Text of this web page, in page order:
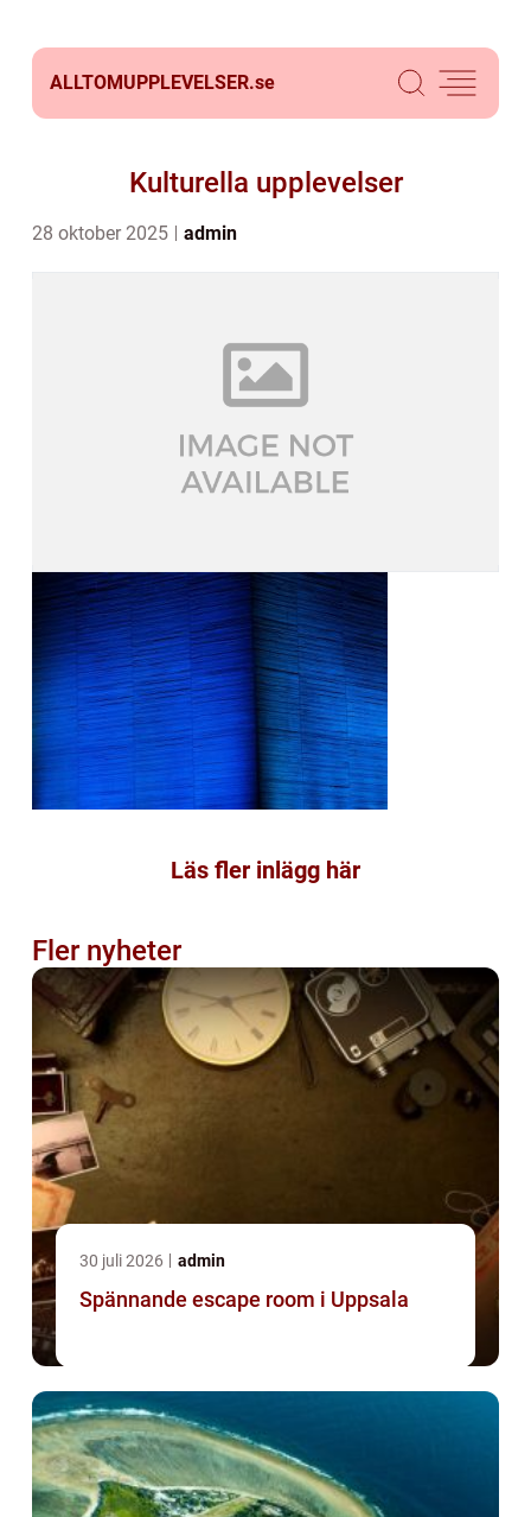
ALLTOMUPPLEVELSER.se
Kulturella upplevelser
28 oktober 2025 admin
Läs fler inlägg här
Fler nyheter
30 juli 2026 admin
Spännande escape room i Uppsala